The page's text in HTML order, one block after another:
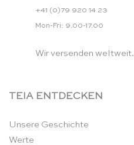
+41 (0)79 920 14 23
Mon-Fri: 9.00-17.00
Wir versenden weltweit.
TEIA ENTDECKEN
Unsere Geschichte
Werte